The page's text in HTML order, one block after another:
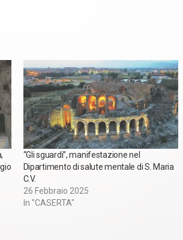
“Gli sguardi”, manifestazione nel
Dipartimento di salute mentale di S. Maria
C.V.
26 Febbraio 2025
In "CASERTA"